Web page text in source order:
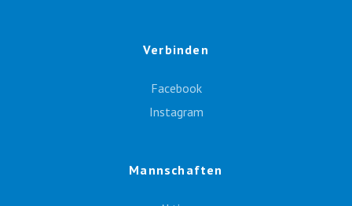
Verbinden
Facebook
Instagram
Mannschaften